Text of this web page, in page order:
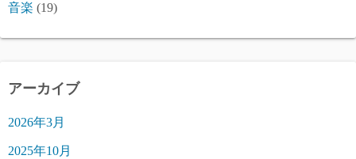
音楽 (19)
アーカイブ
2026年3月
2025年10月